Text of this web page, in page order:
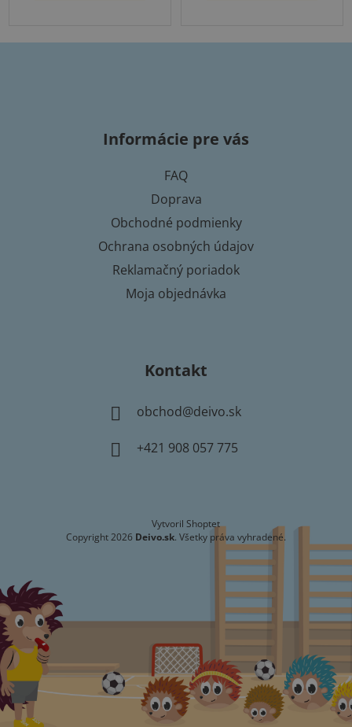
Informácie pre vás
FAQ
Doprava
Obchodné podmienky
Ochrana osobných údajov
Reklamačný poriadok
Moja objednávka
Kontakt
obchod@deivo.sk
+421 908 057 775
Vytvoril Shoptet
Copyright 2026 Deivo.sk. Všetky práva vyhradené.